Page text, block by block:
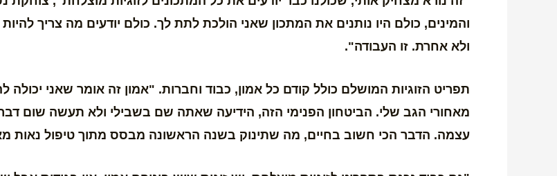
והמינים, כולם היו נותנים את המתכון שאני הולכת לתת לך. כולם יודעים מה צריך
ולא אחרת. זו העבודה".
תפריט הזוגיות המושלם כולל קודם כל אמון, כבוד וחברות. "אמון זה אומר שאני
מאחורי הגב שלי. הביטחון הפנימי הזה, הידיעה שאתה שם בשבילי ולא תעשה שום
עצמה. הדבר הכי חשוב בחיים, מה שתינוק בשנה הראשונה מבסס מתוך טיפול נאות